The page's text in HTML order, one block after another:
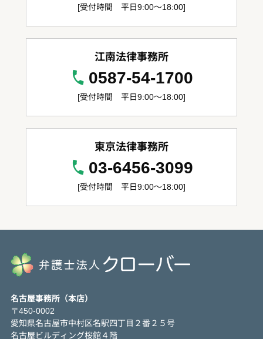
[受付時間 平日9:00～18:00]
江南法律事務所
0587-54-1700
[受付時間 平日9:00～18:00]
東京法律事務所
03-6456-3099
[受付時間 平日9:00～18:00]
名古屋事務所（本店）
〒450-0002
愛知県名古屋市中村区名駅四丁目２番２５号
名古屋ビルディング桜館４階